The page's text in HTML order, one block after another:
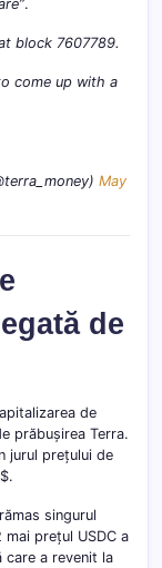
.
block 7607789.
come up with a
May
de
de
prăbușirea Terra.
jurul prețului de
singurul
prețul USDC a
care a revenit la